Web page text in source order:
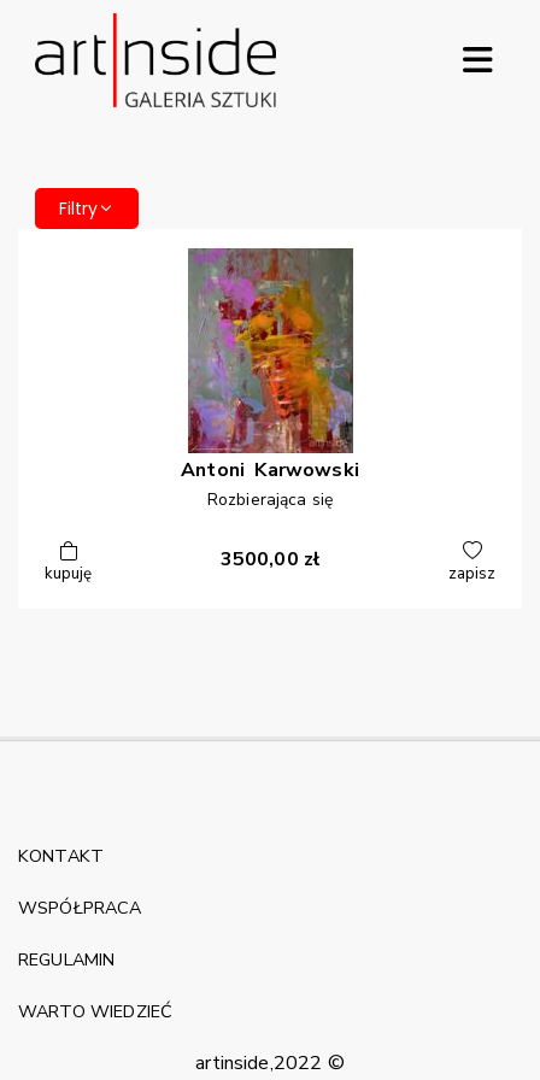
Filtry
Antoni Karwowski
Rozbierająca się
kupuję
3500,00 zł
zapisz
artinside,2022 ©
KONTAKT
WSPÓŁPRACA
REGULAMIN
WARTO WIEDZIEĆ